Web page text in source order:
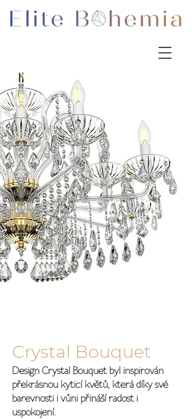
Crystal Bouquet
Design Crystal Bouquet byl inspirován
překrásnou kyticí květů, která díky své
barevnosti i vůni přináší radost i
uspokojení.